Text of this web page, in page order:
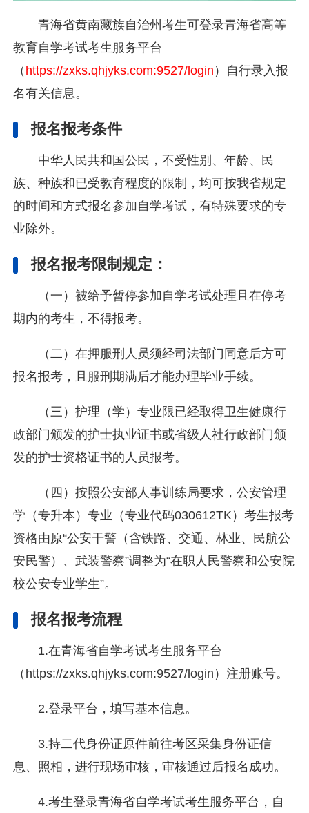
青海省黄南藏族自治州考生可登录青海省高等
教育自学考试考生服务平台
（ https://zxks.qhjyks.com:9527/login ）自行录入报
名有关信息。
报名报考条件
中华人民共和国公民，不受性别、年龄、民
族、种族和已受教育程度的限制，均可按我省规定
的时间和方式报名参加自学考试，有特殊要求的专
业除外。
报名报考限制规定：
（一）被给予暂停参加自学考试处理且在停考
期内的考生，不得报考。
（二）在押服刑人员须经司法部门同意后方可
报名报考，且服刑期满后才能办理毕业手续。
（三）护理（学）专业限已经取得卫生健康行
政部门颁发的护士执业证书或省级人社行政部门颁
发的护士资格证书的人员报考。
（四）按照公安部人事训练局要求，公安管理
学（专升本）专业（专业代码030612TK）考生报考
资格由原“公安干警（含铁路、交通、林业、民航公
安民警）、武装警察”调整为“在职人民警察和公安院
校公安专业学生”。
报名报考流程
1.在青海省自学考试考生服务平台
（https://zxks.qhjyks.com:9527/login）注册账号。
2.登录平台，填写基本信息。
3.持二代身份证原件前往考区采集身份证信
息、照相，进行现场审核，审核通过后报名成功。
4.考生登录青海省自学考试考生服务平台，自